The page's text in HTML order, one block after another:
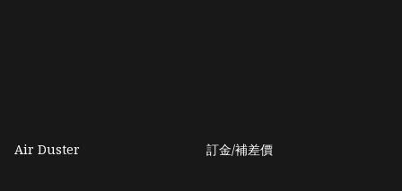
Air Duster 訂金/補差價